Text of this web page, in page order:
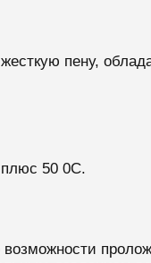
пену,
плюс 50 0С.